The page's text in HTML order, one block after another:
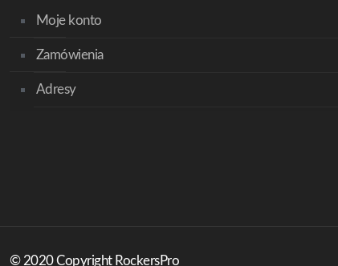
Moje konto
Zamówienia
Adresy
© 2020 Copyright RockersPro